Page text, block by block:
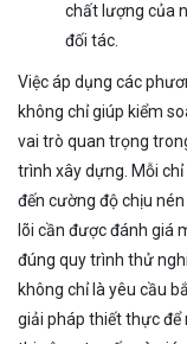
chất lượng của
đối tác.
Việc áp dụng các
không chỉ giúp kiểm
vai trò quan trọng
trình xây dựng. Mỗi
đến cường độ chịu
lõi cần được đánh giá
đúng quy trình thử
không chỉ là yêu cầu
giải pháp thiết thực để